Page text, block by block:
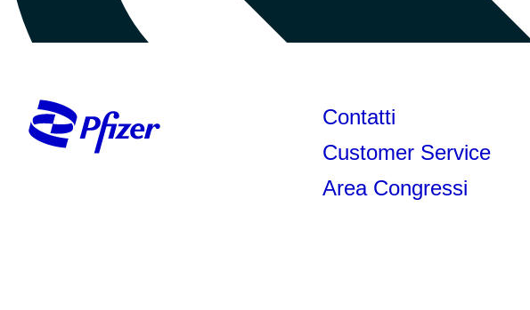
Contatti
Customer Service
Area Congressi